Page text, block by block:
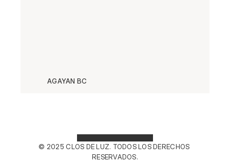
AGAYAN BC
© 2025 CLOS DE LUZ. TODOS LOS DERECHOS
RESERVADOS.